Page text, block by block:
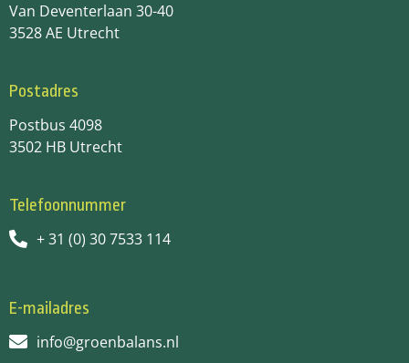
Van Deventerlaan 30-40
3528 AE Utrecht
Postadres
Postbus 4098
3502 HB Utrecht
Telefoonnummer
+ 31 (0) 30 7533 114
E-mailadres
info@groenbalans.nl